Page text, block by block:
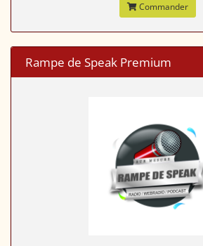
Commander
Rampe de Speak Premium